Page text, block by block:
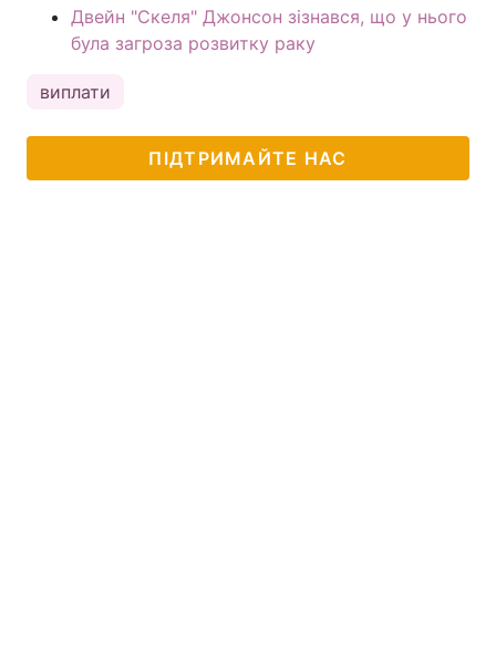
Двейн "Скеля" Джонсон зізнався, що у нього
була загроза розвитку раку
виплати
ПІДТРИМАЙТЕ НАС